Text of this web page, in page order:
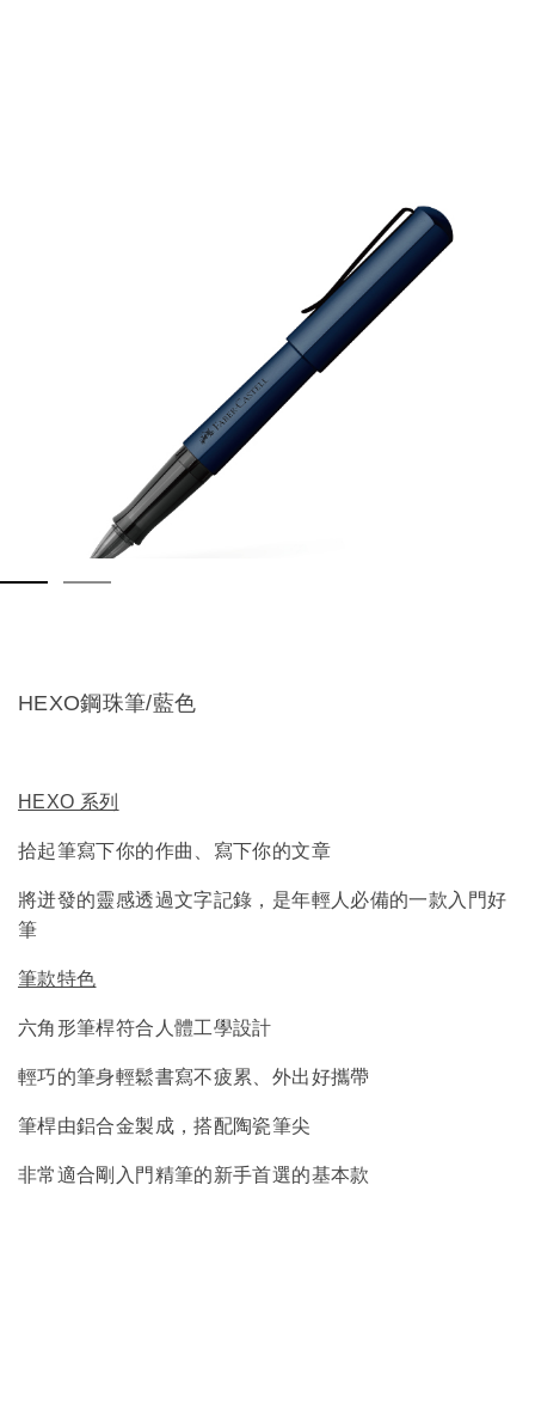
HEXO鋼珠筆/藍色
HEXO 系列
拾起筆寫下你的作曲、寫下你的文章
將迸發的靈感透過文字記錄，是年輕人必備的一款入門好
筆
筆款特色
六角形筆桿符合人體工學設計
輕巧的筆身輕鬆書寫不疲累、外出好攜帶
筆桿由鋁合金製成，搭配陶瓷筆尖
非常適合剛入門精筆的新手首選的基本款